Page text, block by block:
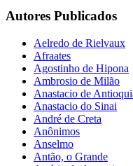
Autores Publicados
Aelredo de Rielvaux
Afraates
Agostinho de Hipona
Ambrosio de Milão
Anastacio de
Anastacio do Sinai
André de Creta
Anônimos
Anselmo
Antão, o Grande